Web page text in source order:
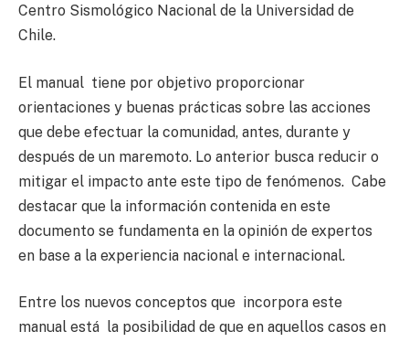
Centro Sismológico Nacional de la Universidad de
Chile.
El manual tiene por objetivo proporcionar
orientaciones y buenas prácticas sobre las acciones
que debe efectuar la comunidad, antes, durante y
después de un maremoto. Lo anterior busca reducir o
mitigar el impacto ante este tipo de fenómenos. Cabe
destacar que la información contenida en este
documento se fundamenta en la opinión de expertos
en base a la experiencia nacional e internacional.
Entre los nuevos conceptos que incorpora este
manual está la posibilidad de que en aquellos casos en